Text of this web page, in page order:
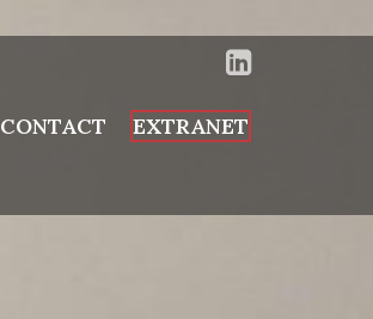
CONTACT EXTRANET